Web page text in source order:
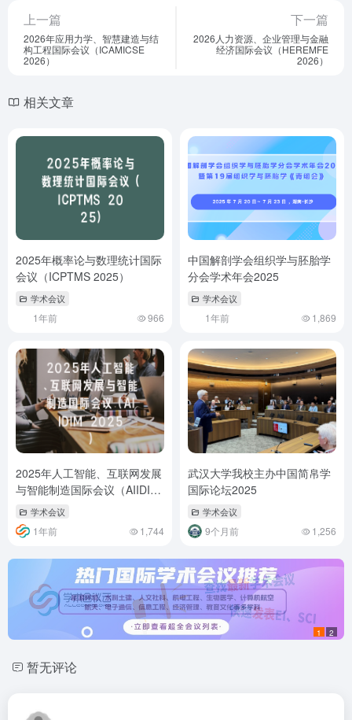
上一篇
2026年应用力学、智慧建造与结
构工程国际会议（ICAMICSE
2026）
下一篇
2026人力资源、企业管理与金融
经济国际会议（HEREMFE
2026）
相关文章
2025年概率论与数理统计国际
会议（ICPTMS 2025）
学术会议
1年前 966
中国解剖学会组织学与胚胎学
分会学术年会2025
学术会议
1年前 1,869
2025年人工智能、互联网发展
与智能制造国际会议（AIIDIM
2025）
学术会议
1年前 1,744
武汉大学我校主办中国简帛学
国际论坛2025
学术会议
9个月前 1,256
1 2
暂无评论